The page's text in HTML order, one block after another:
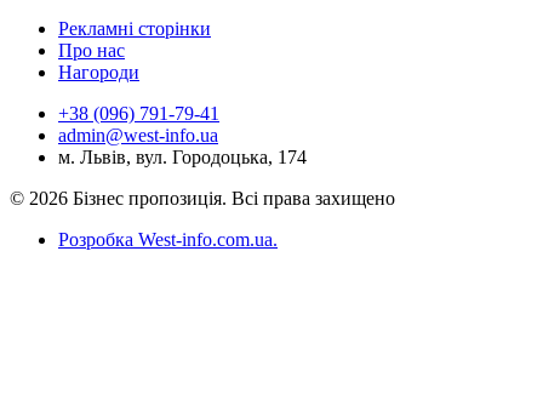
Рекламні сторінки
Про нас
Нагороди
+38 (096) 791-79-41
admin@west-info.ua
м. Львів, вул. Городоцька, 174
© 2026 Бізнес пропозиція. Всі права захищено
Розробка West-info.com.ua.